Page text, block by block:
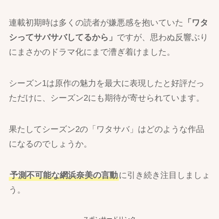
連載初期時は多くの読者が嫌悪感を抱いていた
「ワタ
シってサバサバしてるから」 ですが、思わぬ反響ぶり
にまさかのドラマ化にまで漕ぎ着けました。
シーズン1は原作の魅力を最大に表現したと好評だっ
ただけに、シーズン2にも期待が寄せられています。
果たしてシーズン2の「ワタサバ」はどのような作品
になるのでしょうか。
予測不可能な網浜奈美の言動に引き続き注目しましょ
う。